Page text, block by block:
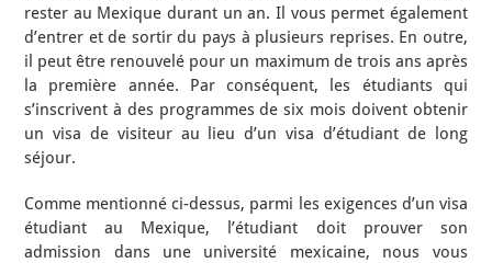
rester au Mexique durant un an. Il vous permet également
d’entrer et de sortir du pays à plusieurs reprises. En outre,
il peut être renouvelé pour un maximum de trois ans après
la première année. Par conséquent, les étudiants qui
s’inscrivent à des programmes de six mois doivent obtenir
un visa de visiteur au lieu d’un visa d’étudiant de long
séjour.
Comme mentionné ci-dessus, parmi les exigences d’un visa
étudiant au Mexique, l’étudiant doit prouver son
admission dans une université mexicaine, nous vous